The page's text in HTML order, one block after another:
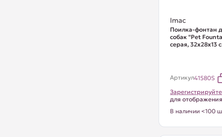
Imac
Поилка-фонтан
собак "Pet
серая, 32х28х13
Артикул41580S
для
В наличии <100